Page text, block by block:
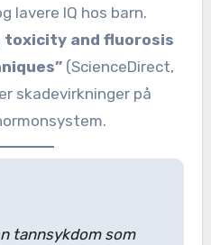
lavere IQ hos barn.
toxicity and fluorosis
(ScienceDirect,
skadevirkninger på
tannsykdom som